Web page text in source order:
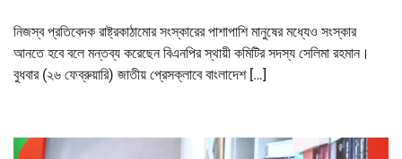
নিজস্ব প্রতিবেদক রাষ্ট্রকাঠামোর সংস্কারের পাশাপাশি মানুষের মধ্যেও সংস্কার
আনতে হবে বলে মন্তব্য করেছেন বিএনপির স্থায়ী কমিটির সদস্য সেলিমা রহমান।
বুধবার (২৬ ফেব্রুয়ারি) জাতীয় প্রেসক্লাবে বাংলাদেশ […]